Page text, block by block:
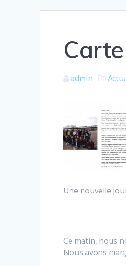
admin
Une nouvelle
Ce matin, nous
Nous avons